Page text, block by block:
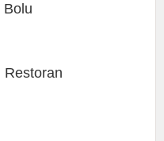
Bolu
Restoran